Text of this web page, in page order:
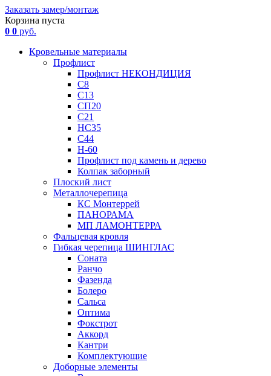
Заказать замер/монтаж
Корзина пуста
0 0 руб.
Кровельные материалы
Профлист
Профлист НЕКОНДИЦИЯ
С8
С13
СП20
С21
НС35
С44
Н-60
Профлист под камень и дерево
Колпак заборный
Плоский лист
Металлочерепица
КС Монтеррей
ПАНОРАМА
МП ЛАМОНТЕРРА
Фальцевая кровля
Гибкая черепица ШИНГЛАС
Соната
Ранчо
Фазенда
Болеро
Сальса
Оптима
Фокстрот
Аккорд
Кантри
Комплектующие
Доборные элементы